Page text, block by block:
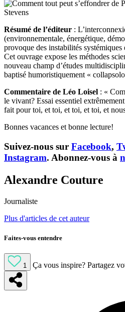
Résumé de l’éditeur :
(environnementale, énergétique,
provoque des instabilités systémiques
Cet ouvrage expose les méthodes
nouveau champ d’études
baptisé humoristiquement «
Commentaire de Léo Loisel : «
le vivant? Essai essentiel
fait pour toi, et toi, et toi, et toi, et
Bonnes vacances et bonne lecture!
Suivez-nous sur Facebook,
Instagram. Abonnez-vous à
Alexandre Couture
Journaliste
Plus d'articles de cet auteur
Faites-vous entendre
1 Ça vous inspire? Partagez